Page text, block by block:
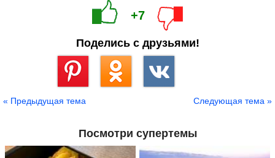
+7
Поделись с друзьями!
« Предыдущая тема Следующая тема »
Посмотри супертемы